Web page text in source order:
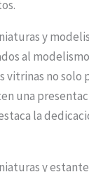
y
al
vitrinas no
una
la
y